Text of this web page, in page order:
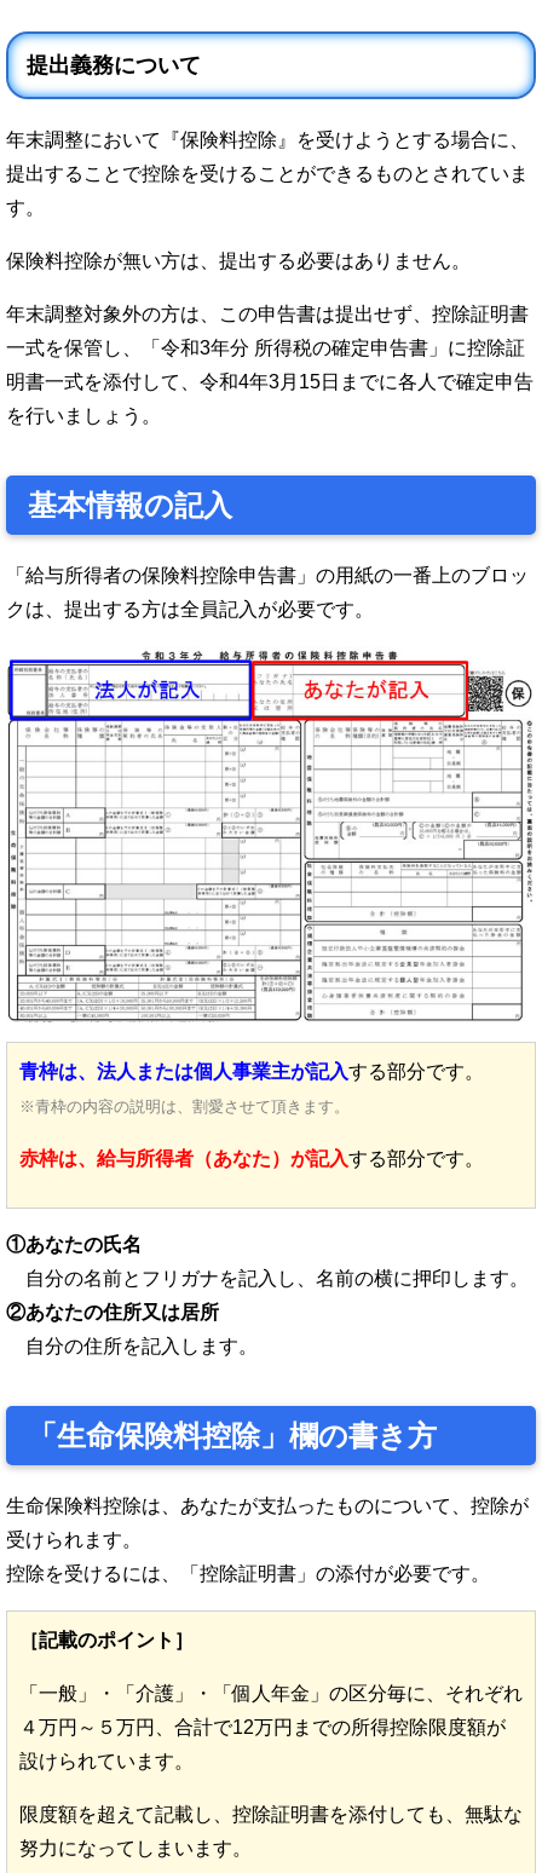
提出義務について
年末調整において『保険料控除』を受けようとする場合に、
提出することで控除を受けることができるものとされていま
す。
保険料控除が無い方は、提出する必要はありません。
年末調整対象外の方は、この申告書は提出せず、控除証明書
一式を保管し、「令和3年分 所得税の確定申告書」に控除証
明書一式を添付して、令和4年3月15日までに各人で確定申告
を行いましょう。
基本情報の記入
「給与所得者の保険料控除申告書」の用紙の一番上のブロッ
クは、提出する方は全員記入が必要です。
青枠は、法人または個人事業主が記入する部分です。
※青枠の内容の説明は、割愛させて頂きます。
赤枠は、給与所得者（あなた）が記入する部分です。
①あなたの氏名
自分の名前とフリガナを記入し、名前の横に押印します。
②あなたの住所又は居所
自分の住所を記入します。
「生命保険料控除」欄の書き方
生命保険料控除は、あなたが支払ったものについて、控除が
受けられます。
控除を受けるには、「控除証明書」の添付が必要です。
［記載のポイント］
「一般」・「介護」・「個人年金」の区分毎に、それぞれ
４万円～５万円、合計で12万円までの所得控除限度額が
設けられています。
限度額を超えて記載し、控除証明書を添付しても、無駄な
努力になってしまいます。